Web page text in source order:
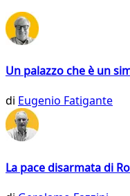
Un palazzo che è un
di Eugenio Fatigante
La pace disarmata di